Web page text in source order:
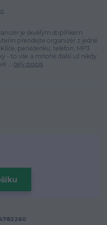
je skvělým doplňkem
přendejte organizér z jedné
peněženku, telefon, MP3
- to vše a mnohé další už nikdy
... celý popis